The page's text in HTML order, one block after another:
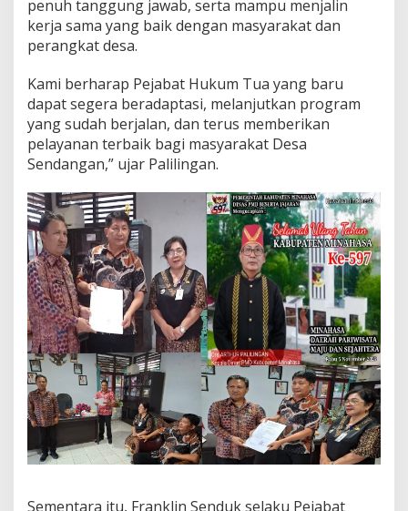
a
D
a
S
e
n
d
a
g
penuh tanggung jawab, serta mampu menjalin
kerja sama yang baik dengan masyarakat dan
perangkat desa.
Kami berharap Pejabat Hukum Tua yang baru
dapat segera beradaptasi, melanjutkan program
yang sudah berjalan, dan terus memberikan
pelayanan terbaik bagi masyarakat Desa
Sendangan,” ujar Palilingan.
Sementara itu, Franklin Senduk selaku Pejabat